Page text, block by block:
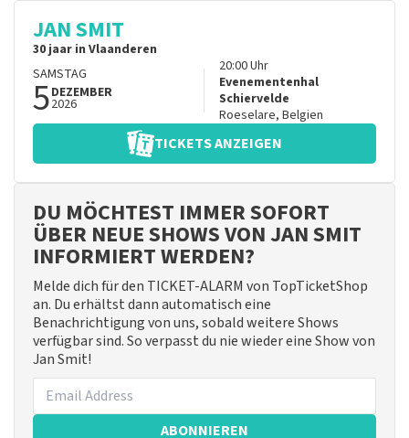
JAN SMIT
30 jaar in Vlaanderen
SAMSTAG
5DEZEMBER
2026
20:00Uhr
Evenementenhal
Schiervelde
Roeselare, Belgien
TICKETS ANZEIGEN
DU MÖCHTEST IMMER SOFORT
ÜBER NEUE SHOWS VON JAN SMIT
INFORMIERT WERDEN?
Melde dich für den TICKET-ALARM von TopTicketShop
an. Du erhältst dann automatisch eine
Benachrichtigung von uns, sobald weitere Shows
verfügbar sind. So verpasst du nie wieder eine Show von
Jan Smit!
ABONNIEREN